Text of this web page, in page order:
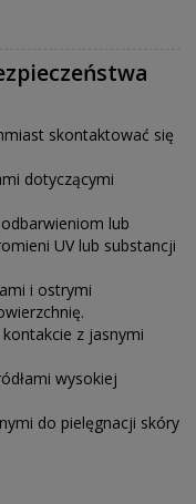
skontaktować się
dotyczącymi
lub
UV lub substancji
i ostrymi
z jasnymi
wysokiej
do pielęgnacji skóry